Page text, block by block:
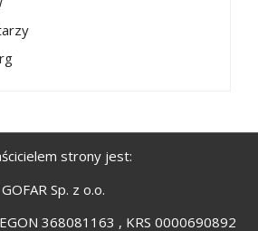
strony jest:
GOFAR Sp. z o.o.
368081163 , KRS 0000690892